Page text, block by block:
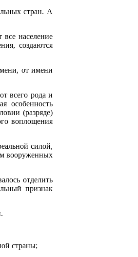
стран. А
все население
создаются
от имени
всего рода и
особенность
(разряде)
воплощения
силой,
вооруженных
отделить
признак
страны;